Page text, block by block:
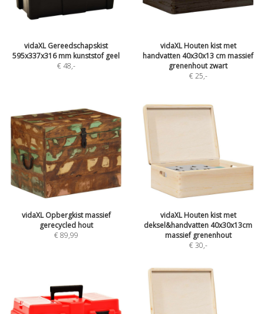
vidaXL Gereedschapskist
595x337x316 mm kunststof geel
€ 48,-
vidaXL Houten kist met
handvatten 40x30x13 cm massief
grenenhout zwart
€ 25,-
vidaXL Opbergkist massief
gerecycled hout
€ 89,99
vidaXL Houten kist met
deksel&handvatten 40x30x13cm
massief grenenhout
€ 30,-